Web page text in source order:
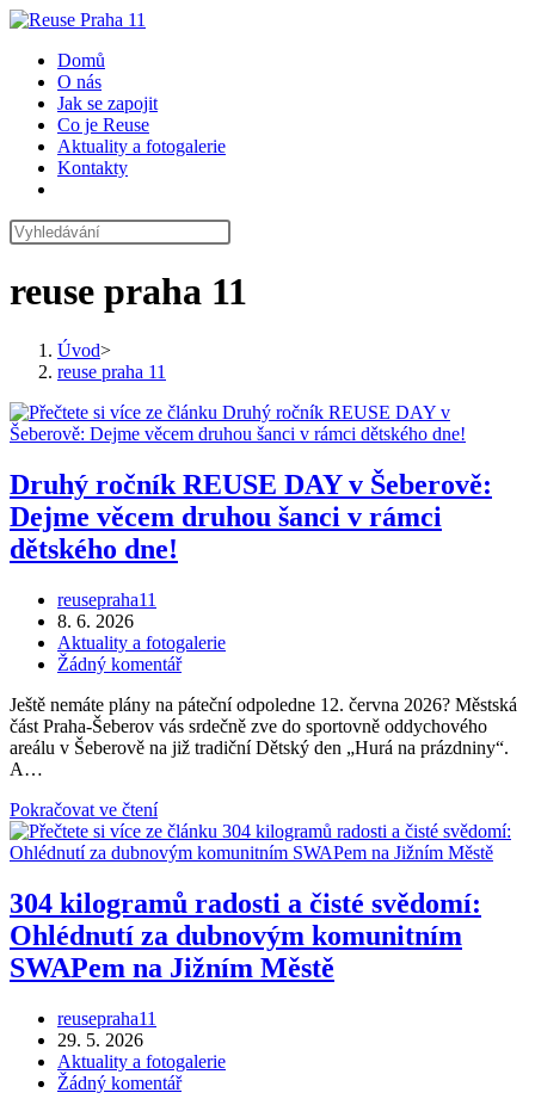
Přejít
obsahuDomů
O nás
Jak se zapojit
Co je Reuse
Aktuality a fotogalerie
Kontakty
search
reuse praha 11
Úvod>
reuse praha 11
Druhý ročník REUSE DAY v Šeberově:
Dejme věcem druhou šanci v rámci
dětského dne!
Autor
příspěvku
reusepraha11
Příspěvek
byl
publikován
8. 6. 2026
Rubriky
příspěvku
Aktuality a fotogalerie
Komentáře
příspěvku
Žádný komentář
Ještě nemáte plány na páteční odpoledne 12. června 2026? Městská
část Praha-Šeberov vás srdečně zve do sportovně oddychového
areálu v Šeberově na již tradiční Dětský den „Hurá na prázdniny“.
A…
Pokračovat ve čteníDruhý
ročník
REUSE
Šeberově:
Dejme
věcem
druhou
dětského
dne!
304 kilogramů radosti a čisté svědomí:
Ohlédnutí za dubnovým komunitním
SWAPem na Jižním Městě
Autor
příspěvku
reusepraha11
Příspěvek
byl
publikován
29. 5. 2026
Rubriky
příspěvku
Aktuality a fotogalerie
Komentáře
Žádný komentář